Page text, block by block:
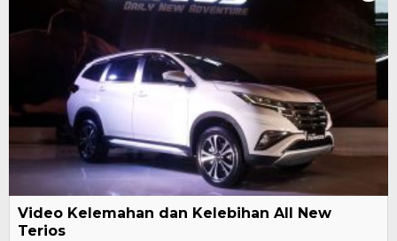
Video Kelemahan dan Kelebihan All New
Terios